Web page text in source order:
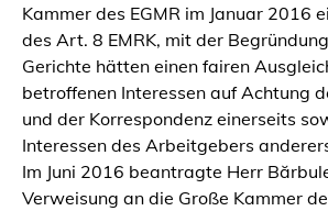
Kammer des EGMR im Januar 2016
des Art. 8 EMRK, mit der
Gerichte hätten einen fairen
betroffenen Interessen auf Achtung
und der Korrespondenz einerseits
Interessen des Arbeitgebers
Im Juni 2016 beantragte Herr
Verweisung an die Große Kammer